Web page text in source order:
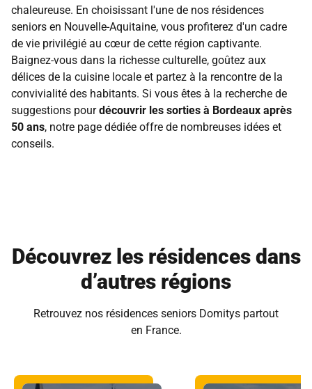
chaleureuse. En choisissant l'une de nos résidences
seniors en Nouvelle-Aquitaine, vous profiterez d'un cadre
de vie privilégié au cœur de cette région captivante.
Baignez-vous dans la richesse culturelle, goûtez aux
délices de la cuisine locale et partez à la rencontre de la
convivialité des habitants. Si vous êtes à la recherche de
suggestions pourdécouvrir les sorties à Bordeaux après
50 ans, notre page dédiée offre de nombreuses idées et
conseils.
Découvrez les résidences dans
d’autres régions
Retrouvez nos résidences seniors Domitys partout
en France.